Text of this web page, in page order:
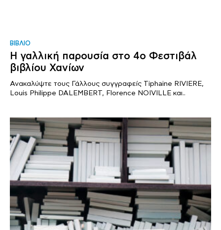
ΒΙΒΛΙΟ
Η γαλλική παρουσία στο 4ο Φεστιβάλ
βιβλίου Χανίων
Ανακαλύψτε τους Γάλλους συγγραφείς Tiphaine RIVIERE,
Louis Philippe DALEMBERT, Florence NOIVILLE και..